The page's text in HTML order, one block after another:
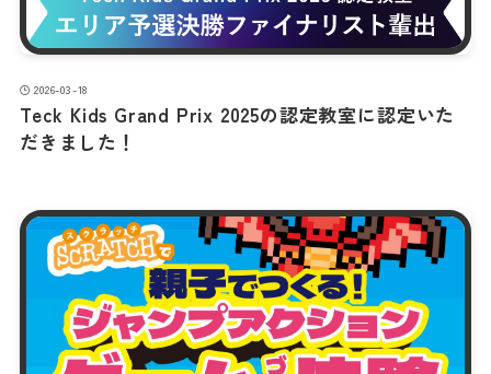
Teck Kids Grand Prix 2025の認定教室に認定いた
だきました！
2026-03-18